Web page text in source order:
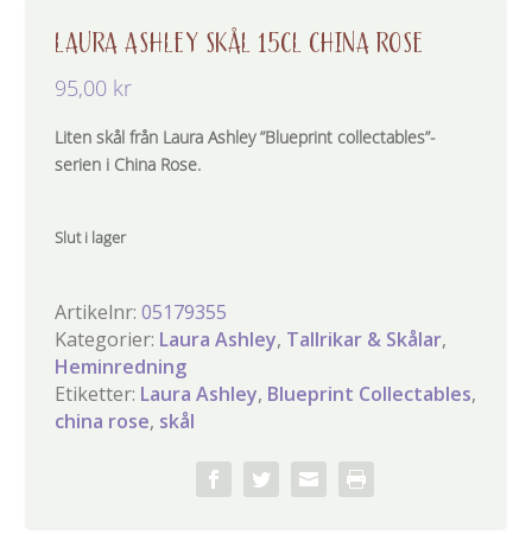
LAURA ASHLEY SKÅL 15CL CHINA ROSE
95,00 kr
Liten skål från Laura Ashley ”Blueprint collectables”-
serien i China Rose.
Slut i lager
Artikelnr:05179355
Kategorier: Laura Ashley, Tallrikar & Skålar,
Heminredning
Etiketter: Laura Ashley, Blueprint Collectables,
china rose, skål